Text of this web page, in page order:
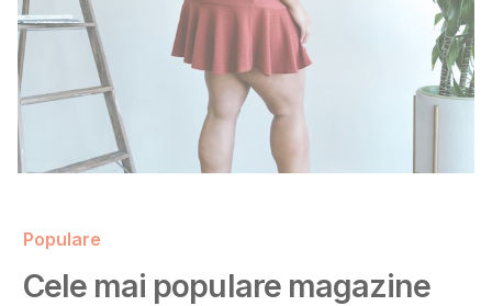
Populare
Cele mai populare magazine